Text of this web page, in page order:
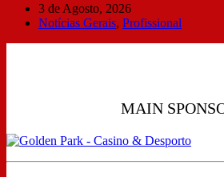
3 de Agosto, 2026
Notícias Gerais, Profissional
MAIN